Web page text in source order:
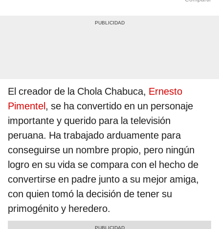
El creador de la Chola Chabuca, Ernesto
Pimentel, se ha convertido en un personaje
importante y querido para la televisión
peruana. Ha trabajado arduamente para
conseguirse un nombre propio, pero ningún
logro en su vida se compara con el hecho de
convertirse en padre junto a su mejor amiga,
con quien tomó la decisión de tener su
primogénito y heredero.